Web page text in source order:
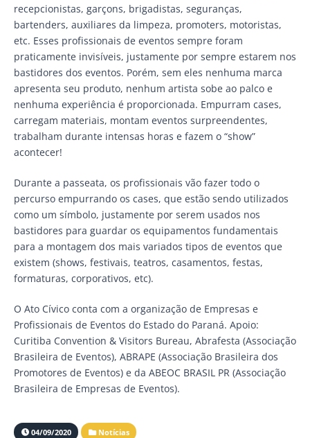
recepcionistas, garçons, brigadistas, seguranças,
bartenders, auxiliares da limpeza, promoters, motoristas,
etc. Esses profissionais de eventos sempre foram
praticamente invisíveis, justamente por sempre estarem nos
bastidores dos eventos. Porém, sem eles nenhuma marca
apresenta seu produto, nenhum artista sobe ao palco e
nenhuma experiência é proporcionada. Empurram cases,
carregam materiais, montam eventos surpreendentes,
trabalham durante intensas horas e fazem o “show”
acontecer!
Durante a passeata, os profissionais vão fazer todo o
percurso empurrando os cases, que estão sendo utilizados
como um símbolo, justamente por serem usados nos
bastidores para guardar os equipamentos fundamentais
para a montagem dos mais variados tipos de eventos que
existem (shows, festivais, teatros, casamentos, festas,
formaturas, corporativos, etc).
O Ato Cívico conta com a organização de Empresas e
Profissionais de Eventos do Estado do Paraná. Apoio:
Curitiba Convention & Visitors Bureau, Abrafesta (Associação
Brasileira de Eventos), ABRAPE (Associação Brasileira dos
Promotores de Eventos) e da ABEOC BRASIL PR (Associação
Brasileira de Empresas de Eventos).
04/09/2020 Notícias